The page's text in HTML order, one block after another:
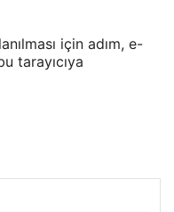
için adım, e-
tarayıcıya